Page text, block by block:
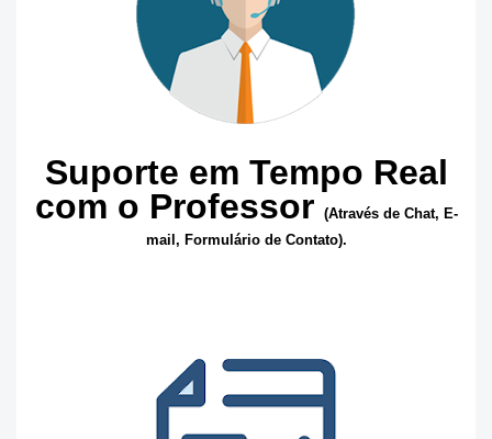
Suporte em Tempo Real
com o Professor (Através de Chat, E-
mail, Formulário de Contato).